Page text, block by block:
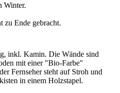
Winter.
zu Ende gebracht.
inkl. Kamin. Die Wände sind
mit einer "Bio-Farbe"
Fernseher steht auf Stroh und
in einem Holzstapel.